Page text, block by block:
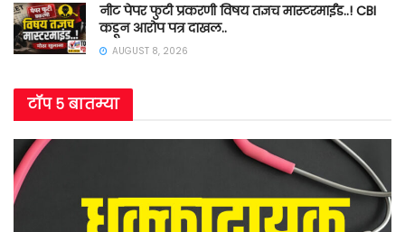
नीट पेपर फुटी प्रकरणी विषय तज्ञच मास्टरमाईंड..! CBI
कडून आरोप पत्र दाखल..
AUGUST 8, 2026
टॉप ५ बातम्या